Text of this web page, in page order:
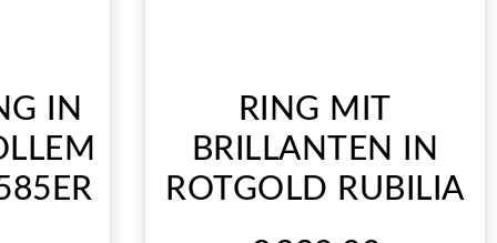
IN
RING MIT
BRILLANTEN IN
ROTGOLD RUBILIA